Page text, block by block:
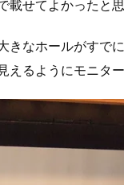
せてよかったと思
きなホールがすで
えるようにモニタ